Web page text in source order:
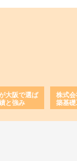
大阪で選ば
と強み
株式
築基